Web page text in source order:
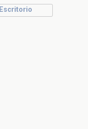
Escritorio